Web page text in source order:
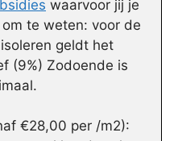
waarvoor jij je
te weten: voor de
geldt het
(9%) Zodoende is
€28,00 per /m2):